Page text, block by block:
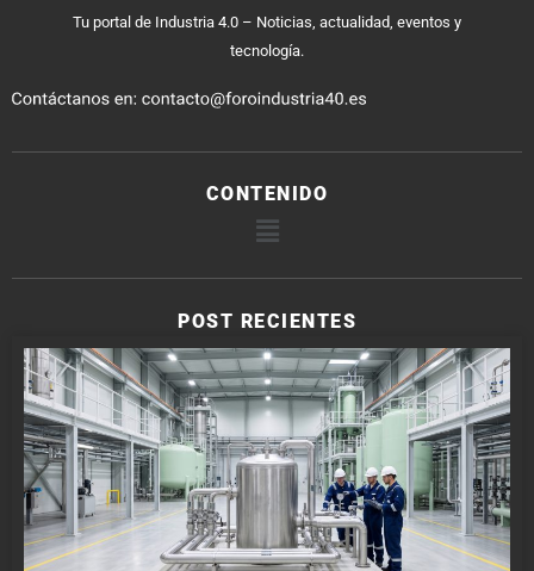
Tu portal de Industria 4.0 – Noticias, actualidad, eventos y
tecnología.
CONTENIDO
POST RECIENTES